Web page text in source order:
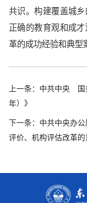
共识。构建覆盖城
正确的教育观和成
革的成功经验和典型
上一条：中共中央 国
年）》
下一条：中共中央办
评价、机构评估改革的